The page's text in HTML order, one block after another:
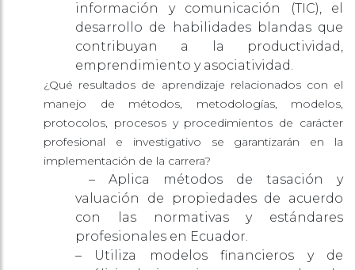
información y comunicación (TIC), el
desarrollo de habilidades blandas que
contribuyan a la productividad,
emprendimiento y asociatividad.
¿Qué resultados de aprendizaje relacionados con el
manejo de métodos, metodologías, modelos,
protocolos, procesos y procedimientos de carácter
profesional e investigativo se garantizarán en la
implementación de la carrera?
– Aplica métodos de tasación y
valuación de propiedades de acuerdo
con las normativas y estándares
profesionales en Ecuador.
– Utiliza modelos financieros y de